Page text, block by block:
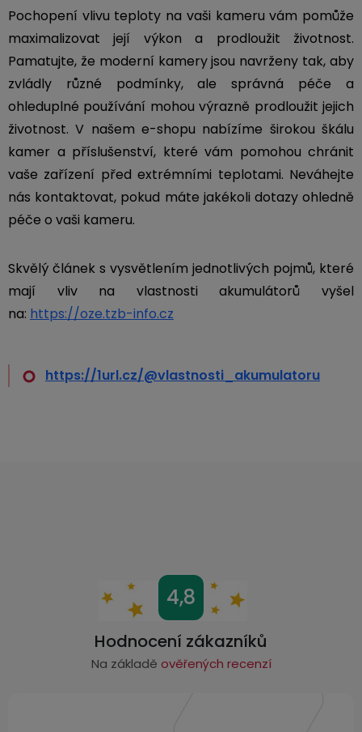
Pochopení vlivu teploty na vaši kameru vám pomůže
maximalizovat její výkon a prodloužit životnost.
Pamatujte, že moderní kamery jsou navrženy tak, aby
zvládly různé podmínky, ale správná péče a
ohleduplné používání mohou výrazně prodloužit jejich
životnost. V našem e-shopu nabízíme širokou škálu
kamer a příslušenství, které vám pomohou chránit
vaše zařízení před extrémními teplotami. Neváhejte
nás kontaktovat, pokud máte jakékoli dotazy ohledně
péče o vaši kameru.
Skvělý článek s vysvětlením jednotlivých pojmů, které
mají vliv na vlastnosti akumulátorů vyšel
na: https://oze.tzb-info.cz
https://1url.cz/@vlastnosti_akumulatoru
4,8
Hodnocení zákazníků
Na základě ověřených recenzí